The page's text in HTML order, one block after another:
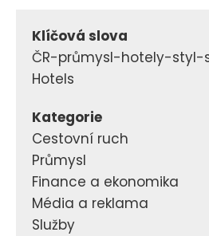
Klíčová slova
ČR-průmysl-hotely-styl-
Hotels
Kategorie
Cestovní ruch
Průmysl
Finance a ekonomika
Média a reklama
Služby